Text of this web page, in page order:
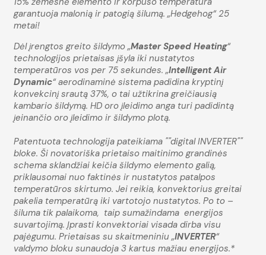
garantuoja malonią ir patogią šilumą. „Hedgehog“ 25
metai!
Dėl įrengtos greito šildymo „Master Speed ​​Heating“
technologijos prietaisas įšyla iki nustatytos
temperatūros vos per 75 sekundes. „Intelligent Air
Dynamic“ aerodinaminė sistema padidina kryptinį
konvekcinį srautą 37%, o tai užtikrina greičiausią
kambario šildymą. HD oro įleidimo anga turi padidintą
įeinančio oro įleidimo ir šildymo plotą.
Patentuota technologija pateikiama ""digital INVERTER""
bloke. Ši novatoriška prietaiso maitinimo grandinės
schema sklandžiai keičia šildymo elemento galią,
priklausomai nuo faktinės ir nustatytos patalpos
temperatūros skirtumo. Jei reikia, konvektorius greitai
pakelia temperatūrą iki vartotojo nustatytos. Po to –
šiluma tik palaikoma, taip sumažindama energijos
suvartojimą. Įprasti konvektoriai visada dirba visu
pajėgumu. Prietaisas su skaitmeniniu „INVERTER“
valdymo bloku sunaudoja 3 kartus mažiau energijos.*